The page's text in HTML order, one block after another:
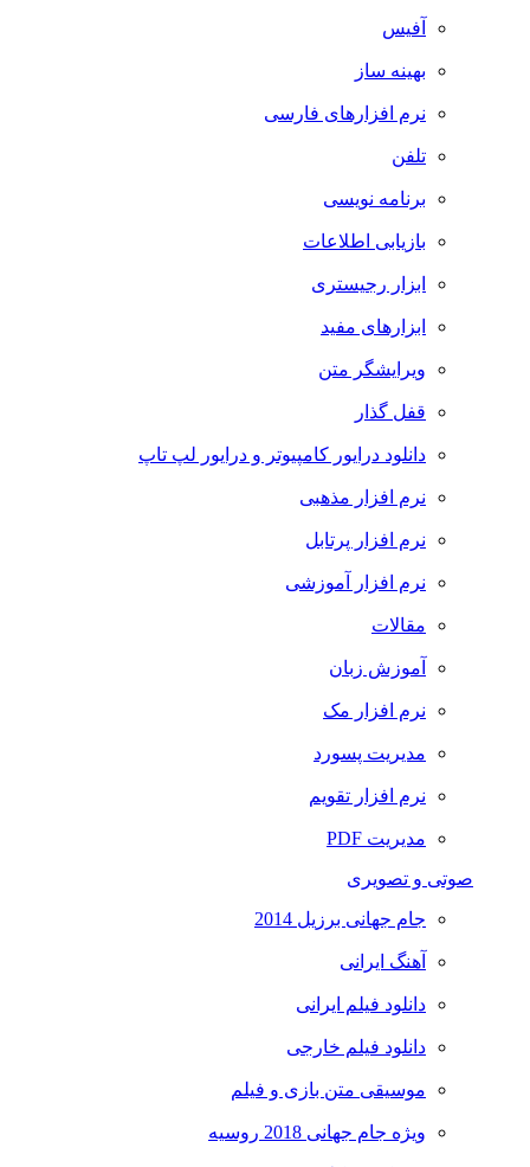
آفیس
بهینه ساز
نرم افزارهای فارسی
تلفن
برنامه نویسی
بازیابی اطلاعات
ابزار رجیستری
ابزارهای مفید
ویرایشگر متن
قفل گذار
دانلود درایور کامپیوتر و درایور لپ تاپ
نرم افزار مذهبی
نرم افزار پرتابل
نرم افزار آموزشی
مقالات
آموزش زبان
نرم افزار مک
مدیریت پسورد
نرم افزار تقویم
مدیریت PDF
صوتی و تصویری
جام جهانی برزیل 2014
آهنگ ایرانی
دانلود فیلم ایرانی
دانلود فیلم خارجی
موسیقی متن بازی و فیلم
ویژه جام جهانی 2018 روسیه